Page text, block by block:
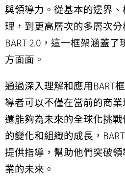
與領導力。從基本的邊界
理，到更高層次的多層次
BART 2.0，這一框架涵蓋
方面面。
通過深入理解和應用BART
導者可以不僅在當前的商業
還能夠為未來的全球化挑
的變化和組織的成長，
提供指導，幫助他們突破
業的未來。